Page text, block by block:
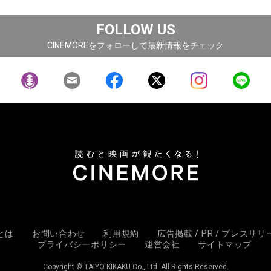
FOLLOW US
CINEMOREをフォローして最新情報をチェック
は お問い合わせ 利用規約
広告掲載 / PR / プレスリリ
プライバシーポリシー
運営会社 サイトマップ
Copyright © TAIYO KIKAKU Co., Ltd. All Rights Reserved.